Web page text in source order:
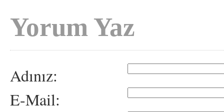
Yorum Yaz
Adınız:
E-Mail: